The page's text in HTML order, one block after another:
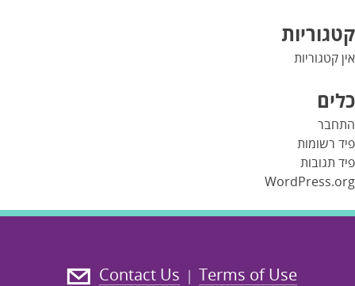
קטגוריות
אין קטגוריות
כלים
התחבר
פיד רשומות
פיד תגובות
WordPress.org
Terms of Use
|
Contact Us